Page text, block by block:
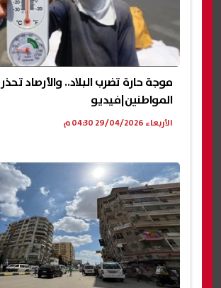
موجة حارة تضرب البلاد.. والأرصاد تحذر
المواطنين|فيديو
الأربعاء 29/04/2026 04:30 م